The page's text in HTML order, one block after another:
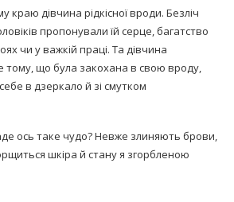
дівчина рідкісної вроди. Безліч
пропонували їй серце, багатство
чи у важкій праці. Та дівчина
тому, що була закохана в свою вроду,
в дзеркало й зі смутком
ось таке чудо? Невже злиняють брови,
шкіра й стану я згорбленою